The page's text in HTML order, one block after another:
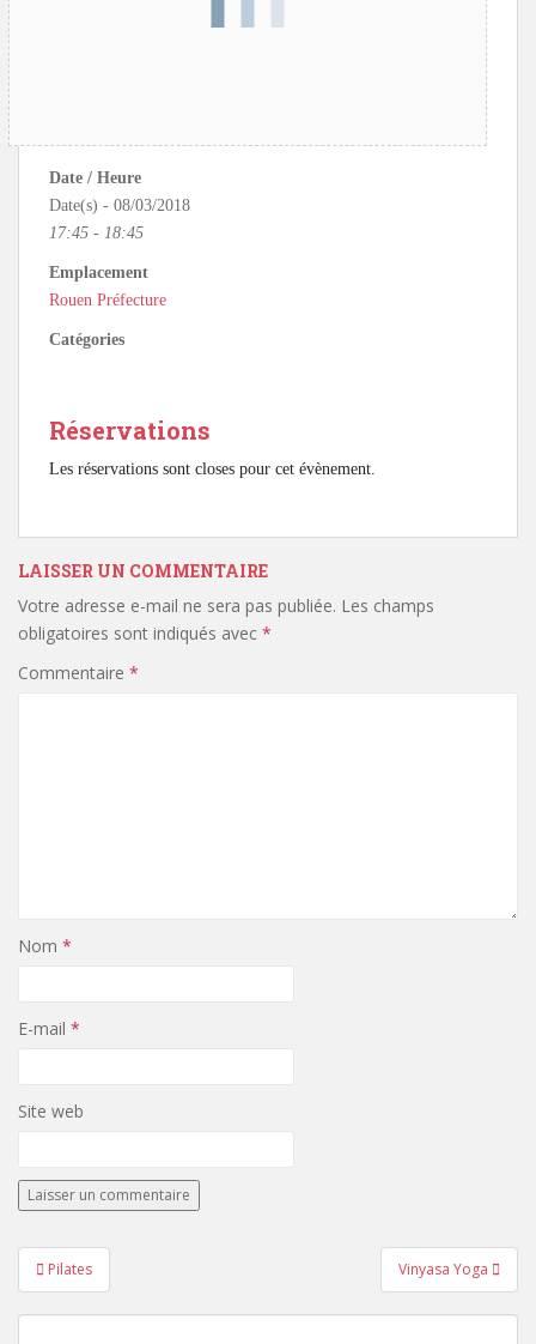
Date / Heure
Date(s) - 08/03/2018
17:45 - 18:45
Emplacement
Rouen Préfecture
Catégories
Réservations
Les réservations sont closes pour cet évènement.
LAISSER UN COMMENTAIRE
Votre adresse e-mail ne sera pas publiée. Les champs
obligatoires sont indiqués avec *
Commentaire *
Nom *
E-mail *
Site web
Navigation
de
l’article
Pilates Vinyasa Yoga